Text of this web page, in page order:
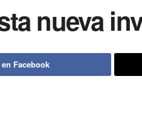
nueva
Facebook